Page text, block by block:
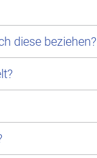
diese beziehen?